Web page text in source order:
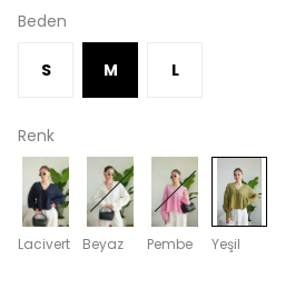
Beden
S M L
Renk
Lacivert Beyaz Pembe Yeşil